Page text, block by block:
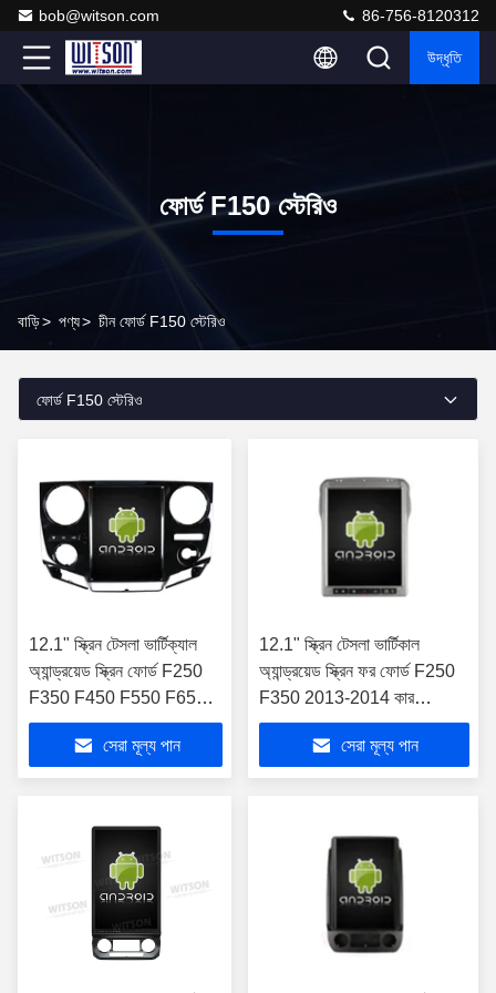
bob@witson.com 86-756-8120312
উদ্ধৃতি
ফোর্ড F150 স্টেরিও
বাড়ি> পণ্য> চীন ফোর্ড F150 স্টেরিও
ফোর্ড F150 স্টেরিও
12.1" স্ক্রিন টেসলা ভার্টিক্যাল
অ্যান্ড্রয়েড স্ক্রিন ফোর্ড F250
F350 F450 F550 F650
F750 2009-2012 কার
মাল্টিমিডিয়া স্টেরিও জিপিএস
কারপ্লে প্লেয়ার
সেরা মূল্য পান
12.1" স্ক্রিন টেসলা ভার্টিকাল
অ্যান্ড্রয়েড স্ক্রিন ফর ফোর্ড F250
F350 2013-2014 কার
মাল্টিমিডিয়া স্টেরিও জিপিএস কারপ্লে
সেরা মূল্য পান